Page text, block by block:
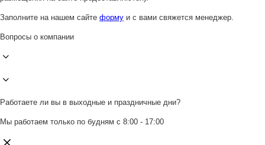
Заполните на нашем сайте форму и с вами свяжется менеджер.
Вопросы о компании
Работаете ли вы в выходные и праздничные дни?
Мы работаем только по будням с 8:00 - 17:00